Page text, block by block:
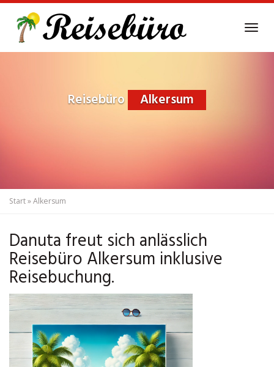
main
Reisebüro Alkersum
Start»Alkersum
Danuta freut sich anlässlich
Reisebüro Alkersum inklusive
Reisebuchung.